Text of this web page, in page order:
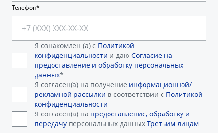
OKAVANGO
от 3 429 990 ₽*
MONJARO
от 4 349 990 ₽*
PREFACE
от 3 079 990 ₽*
GEELY EX5
от 3 769 990 ₽*
Аксессуары
Зарядные устройства
ФИНАНСЫ И УСЛУГИ
Автокредит
Расчет КАСКО
Страхование
Советы по эксплуатации
Спецпредложения
ПОДДЕРЖКА
Помощь на дорогах
Гарантия Geely
Сервисная книжка
Телефон
Я ознакомлен (а) с Политикой
конфиденциальности и даю Согласие на
предоставление и обработку персональных
данных*
Я согласен(а) на получение информационной/
рекламной рассылки в соответствии с Политикой
конфиденциальности
Я согласен(а) на предоставление, обработку и
передачу персональных данных Третьим лицам